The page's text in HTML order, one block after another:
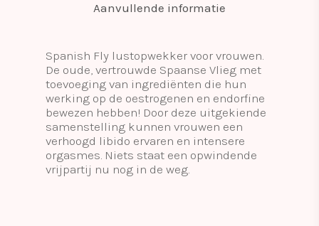
Aanvullende informatie
Spanish Fly lustopwekker voor vrouwen.
De oude, vertrouwde Spaanse Vlieg met
toevoeging van ingrediënten die hun
werking op de oestrogenen en endorfine
bewezen hebben! Door deze uitgekiende
samenstelling kunnen vrouwen een
verhoogd libido ervaren en intensere
orgasmes. Niets staat een opwindende
vrijpartij nu nog in de weg.